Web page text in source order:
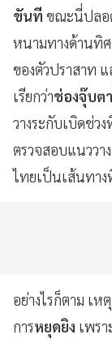
ขันที ขณะนี่ปลอ
หนามทางด้านทิศ
ของตัวปราสาท
เรียกว่าช่องจุ๊บต
วางระกับเบิดช่ว
ตรวจสอบแนววา
ไทยเป็นเส้นทาง
อย่างไรก็ตาม เ
การหยุดยิง เพรา